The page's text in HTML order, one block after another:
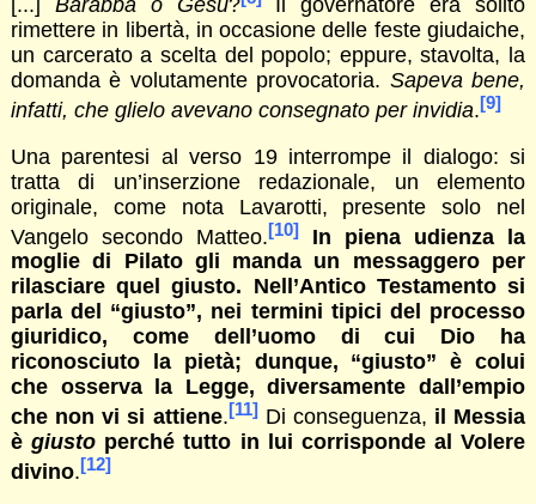
[...] Barabba o Gesù?
Il governatore era solito
rimettere in libertà, in occasione delle feste giudaiche,
un carcerato a scelta del popolo; eppure, stavolta, la
domanda è volutamente provocatoria. Sapeva bene,
infatti, che glielo avevano consegnato per invidia.[9]
Una parentesi al verso 19 interrompe il dialogo: si
tratta di un’inserzione redazionale, un elemento
originale, come nota Lavarotti, presente solo nel
Vangelo secondo Matteo.[10]
In piena udienza la
moglie di Pilato gli manda un messaggero per
rilasciare quel giusto. Nell’Antico Testamento si
parla del “giusto”, nei termini tipici del processo
giuridico, come dell’uomo di cui Dio ha
riconosciuto la pietà; dunque, “giusto” è colui
che osserva la Legge, diversamente dall’empio
che non vi si attiene.[11]Di conseguenza, il Messia
ègiusto perché tutto in lui corrisponde al Volere
divino.[12]